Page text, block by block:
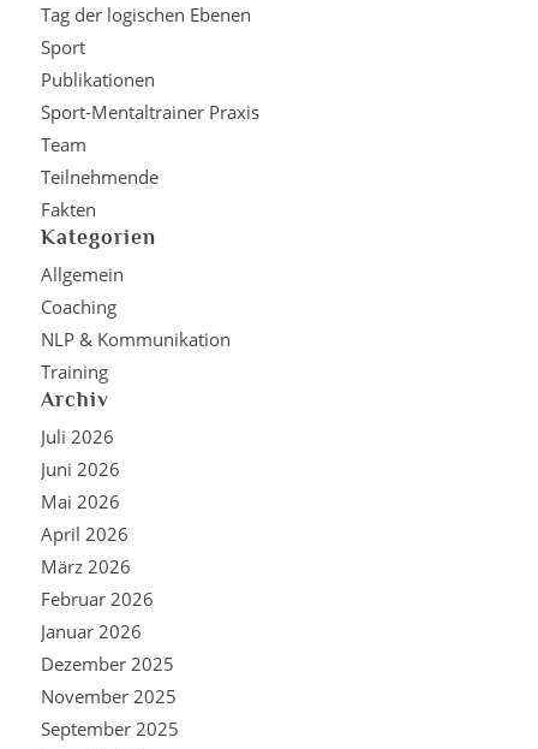
Tag der logischen Ebenen
Sport
Publikationen
Sport-Mentaltrainer Praxis
Team
Teilnehmende
Fakten
Kategorien
Allgemein
Coaching
NLP & Kommunikation
Training
Archiv
Juli 2026
Juni 2026
Mai 2026
April 2026
März 2026
Februar 2026
Januar 2026
Dezember 2025
November 2025
September 2025